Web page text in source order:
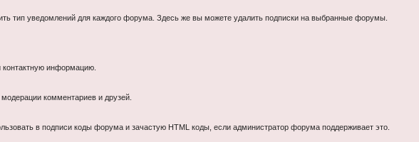
тип уведомлений для каждого форума. Здесь же вы можете удалить подписки на выбранные форумы.
информацию.
комментариев и друзей.
в подписи коды форума и зачастую HTML коды, если администратор форума поддерживает это.